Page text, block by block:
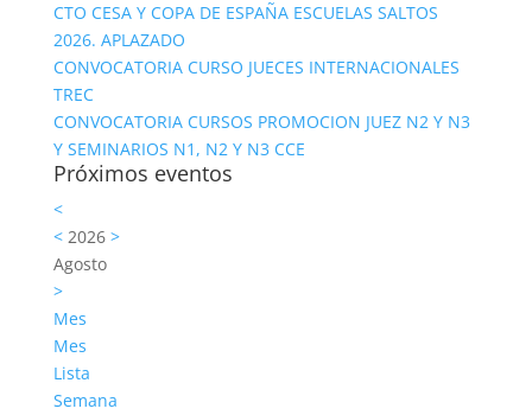
CTO CESA Y COPA DE ESPAÑA ESCUELAS SALTOS
2026. APLAZADO
CONVOCATORIA CURSO JUECES INTERNACIONALES
TREC
CONVOCATORIA CURSOS PROMOCION JUEZ N2 Y N3
Y SEMINARIOS N1, N2 Y N3 CCE
Próximos eventos
<
<2026 >
Agosto
>
Mes
Mes
Lista
Semana